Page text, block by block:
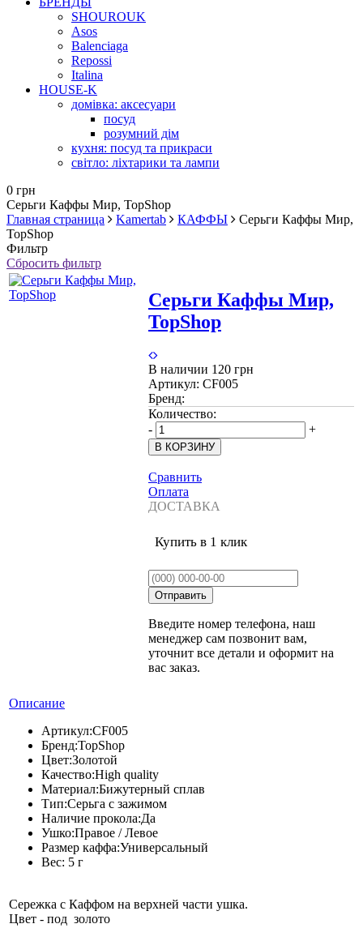
SHOUROUK
Asos
Balenciaga
Repossi
Italina
HOUSE-K
домівка: аксесуари
посуд
розумний дім
кухня: посуд та прикраси
світло: ліхтарики та лампи
0 грн
Серьги Каффы Мир, TopShop
Главная страница
Kamertab КАФФЫ
Серьги Каффы Мир,
TopShop
Фильтр
Сбросить фильтр
Серьги Каффы Мир,
TopShop
В наличии 120 грн
Артикул: CF005
Бренд:
Количество:
-
+
Сравнить
Оплата
ДОСТАВКА
Купить в 1 клик
Введите номер телефона, наш
менеджер сам позвонит вам,
уточнит все детали и оформит на
вас заказ.
Описание
Артикул:CF005
Бренд:TopShop
Цвет:Золотой
Качество:High quality
Материал:Бижутерный сплав
Тип:Серьга с зажимом
Наличие прокола:Да
Ушко:Правое / Левое
Размер каффа:Универсальный
Вес: 5 г
Сережка с Каффом на верхней части ушка.
Цвет - под золото